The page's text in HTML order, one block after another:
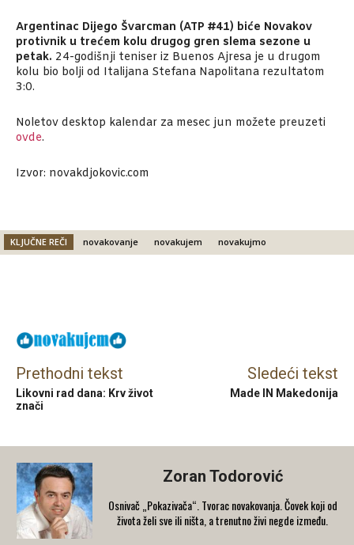
Argentinac Dijego Švarcman (ATP #41) biće Novakov
protivnik u trećem kolu drugog gren slema sezone u
petak. 24-godišnji teniser iz Buenos Ajresa je u drugom
kolu bio bolji od Italijana Stefana Napolitana rezultatom
3:0.
Noletov desktop kalendar za mesec jun možete preuzeti
ovde.
Izvor: novakdjokovic.com
KLJUČNE REČI novakovanje novakujem novakujmo
Prethodni tekst
Likovni rad dana: Krv život
znači
Sledeći tekst
Made IN Makedonija
Zoran Todorović
Osnivač „Pokazivača“. Tvorac novakovanja. Čovek koji od
života želi sve ili ništa, a trenutno živi negde između.